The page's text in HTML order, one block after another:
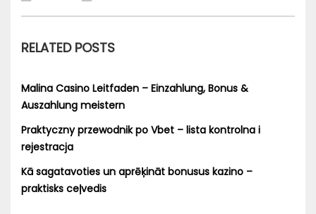
RELATED POSTS
Malina Casino Leitfaden – Einzahlung, Bonus &
Auszahlung meistern
Praktyczny przewodnik po Vbet – lista kontrolna i
rejestracja
Kā sagatavoties un aprēķināt bonusus kazino –
praktisks ceļvedis